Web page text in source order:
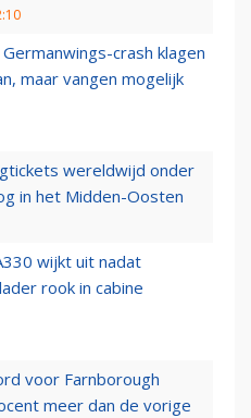
crash klagen
maar vangen mogelijk
wereldwijd onder
in het Midden-Oosten
wijkt uit nadat
rook in cabine
voor Farnborough
meer dan de vorige